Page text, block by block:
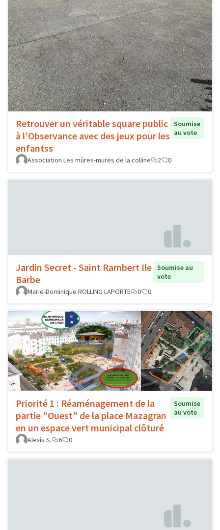
Retrouver un véritable square public
à l'Observance avec des jeux pour les
enfantss
Soumise
au vote
Association Les mûres-mures de la colline 2 0
Jardin Secret - Saint Rambert Ile
Barbe
Soumise au
vote
Marie-Dominique ROLLING LAPORTE
0 0
Priorité 1 : Réaménagement de la
partie "Ouest" de la place Mazagran
en un espace vert municipal clôturé
Soumise
au vote
Alexis S. 6 0